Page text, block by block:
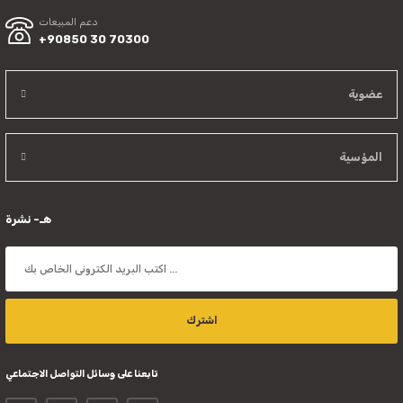
دعم المبيعات
+90850 30 70300
عضوية
المؤسية
هـ- نشرة
اشترك
تابعنا على وسائل التواصل الاجتماعي